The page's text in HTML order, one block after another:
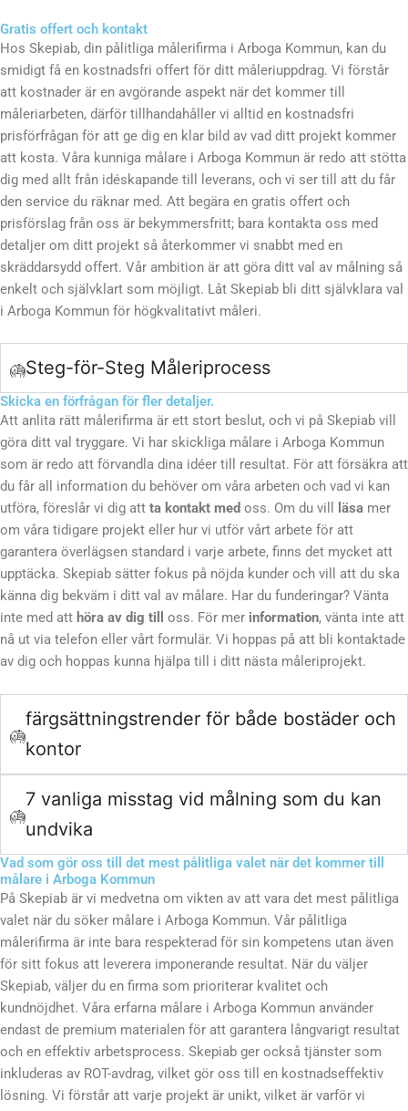
Gratis offert och kontakt
Hos Skepiab, din pålitliga målerifirma i Arboga Kommun, kan du
smidigt få en kostnadsfri offert för ditt måleriuppdrag. Vi förstår
att kostnader är en avgörande aspekt när det kommer till
måleriarbeten, därför tillhandahåller vi alltid en kostnadsfri
prisförfrågan för att ge dig en klar bild av vad ditt projekt kommer
att kosta. Våra kunniga målare i Arboga Kommun är redo att stötta
dig med allt från idéskapande till leverans, och vi ser till att du får
den service du räknar med. Att begära en gratis offert och
prisförslag från oss är bekymmersfritt; bara kontakta oss med
detaljer om ditt projekt så återkommer vi snabbt med en
skräddarsydd offert. Vår ambition är att göra ditt val av målning så
enkelt och självklart som möjligt. Låt Skepiab bli ditt självklara val
i Arboga Kommun för högkvalitativt måleri.
Steg-för-Steg Måleriprocess
Skicka en förfrågan för fler detaljer.
Att anlita rätt målerifirma är ett stort beslut, och vi på Skepiab vill
göra ditt val tryggare. Vi har skickliga målare i Arboga Kommun
som är redo att förvandla dina idéer till resultat. För att försäkra att
du får all information du behöver om våra arbeten och vad vi kan
utföra, föreslår vi dig att ta kontakt med oss. Om du vill läsa mer
om våra tidigare projekt eller hur vi utför vårt arbete för att
garantera överlägsen standard i varje arbete, finns det mycket att
upptäcka. Skepiab sätter fokus på nöjda kunder och vill att du ska
känna dig bekväm i ditt val av målare. Har du funderingar? Vänta
inte med att höra av dig till oss. För mer information, vänta inte att
nå ut via telefon eller vårt formulär. Vi hoppas på att bli kontaktade
av dig och hoppas kunna hjälpa till i ditt nästa måleriprojekt.
färgsättningstrender för både bostäder och
kontor
7 vanliga misstag vid målning som du kan
undvika
Vad som gör oss till det mest pålitliga valet när det kommer till
målare i Arboga Kommun
På Skepiab är vi medvetna om vikten av att vara det mest pålitliga
valet när du söker målare i Arboga Kommun. Vår pålitliga
målerifirma är inte bara respekterad för sin kompetens utan även
för sitt fokus att leverera imponerande resultat. När du väljer
Skepiab, väljer du en firma som prioriterar kvalitet och
kundnöjdhet. Våra erfarna målare i Arboga Kommun använder
endast de premium materialen för att garantera långvarigt resultat
och en effektiv arbetsprocess. Skepiab ger också tjänster som
inkluderas av ROT-avdrag, vilket gör oss till en kostnadseffektiv
lösning. Vi förstår att varje projekt är unikt, vilket är varför vi